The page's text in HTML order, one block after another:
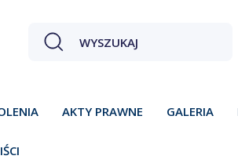
AKTY PRAWNE GALERIA